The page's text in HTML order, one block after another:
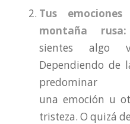
Tus
montaña rusa:
sientes algo
Dependiendo de
predominar
una emoción u
tristeza. O quizá